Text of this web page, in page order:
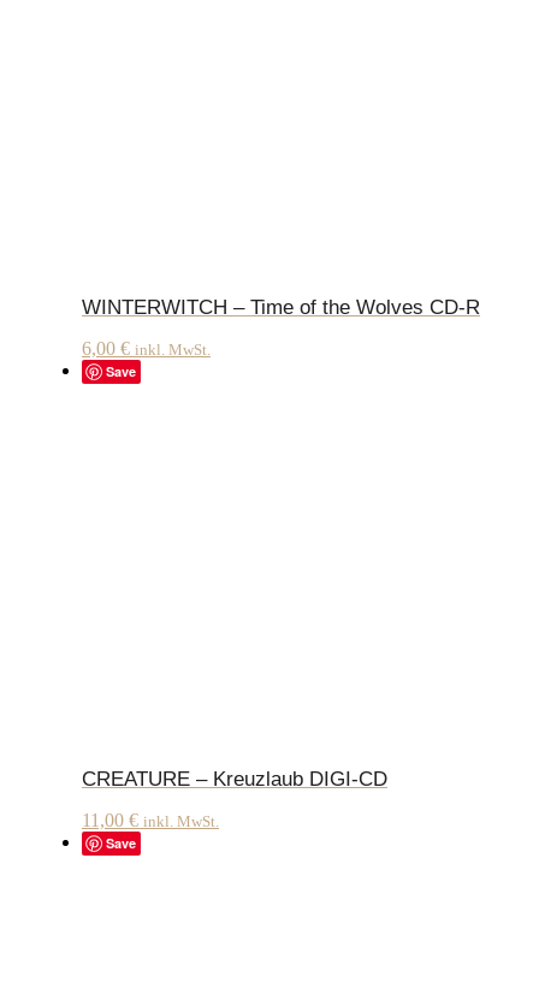
WINTERWITCH – Time of the Wolves CD-R
6,00 € inkl. MwSt.
Save
CREATURE – Kreuzlaub DIGI-CD
11,00 € inkl. MwSt.
Save